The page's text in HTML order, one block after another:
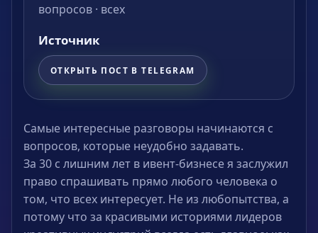
вопросов · всех
Источник
ОТКРЫТЬ ПОСТ В TELEGRAM
Самые интересные разговоры начинаются с
вопросов, которые неудобно задавать.
За 30 с лишним лет в ивент-бизнесе я заслужил
право спрашивать прямо любого человека о
том, что всех интересует. Не из любопытства, а
потому что за красивыми историями лидеров